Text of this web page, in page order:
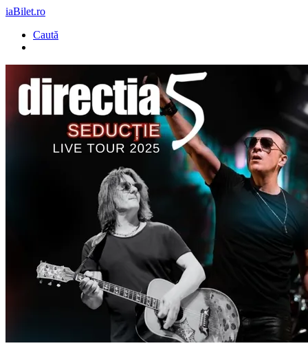
iaBilet.ro
Caută